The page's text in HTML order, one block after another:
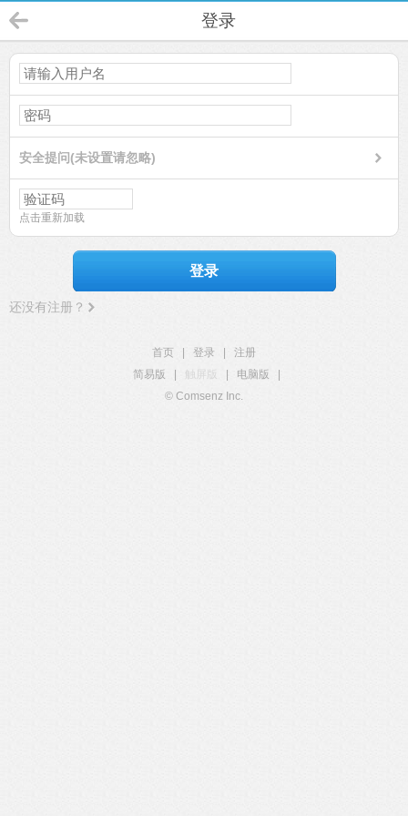
登录
安全提问(未设置请忽略)
点击重新加载
登录
还没有注册？
首页 登录
注册
简易版
触屏版 电脑版
© Comsenz Inc.